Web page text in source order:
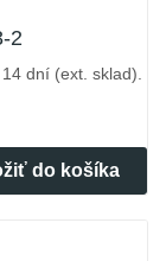
2
dní (ext. sklad).
do košíka